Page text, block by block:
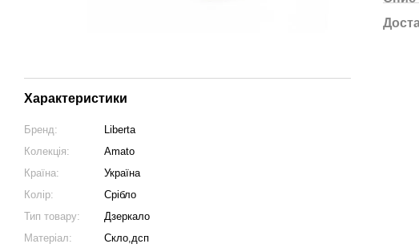
Характеристики
Бренд:
Liberta
Колекція:
Amato
Країна:
Україна
Колір:
Срібло
Тип товару:
Дзеркало
Матеріал:
Скло,дсп